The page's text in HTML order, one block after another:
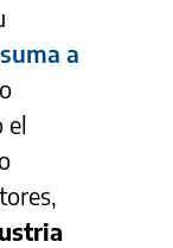
a
el